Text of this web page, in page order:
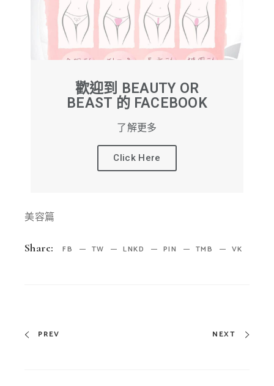
歡迎到 BEAUTY OR
BEAST 的 FACEBOOK
了解更多
Click Here
美容篇
Share: FB TW LNKD PIN TMB VK
PREV NEXT